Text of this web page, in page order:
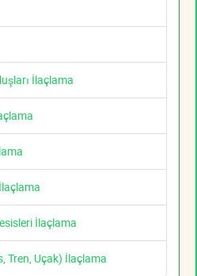
İlaçlama
İlaçlama
Tren, Uçak) İlaçlama